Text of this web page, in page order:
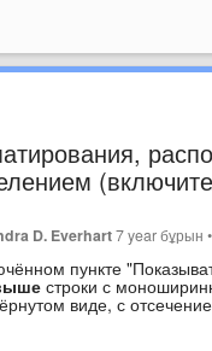
D. Everhart7 year бұрын
пункте
строки с
виде, с